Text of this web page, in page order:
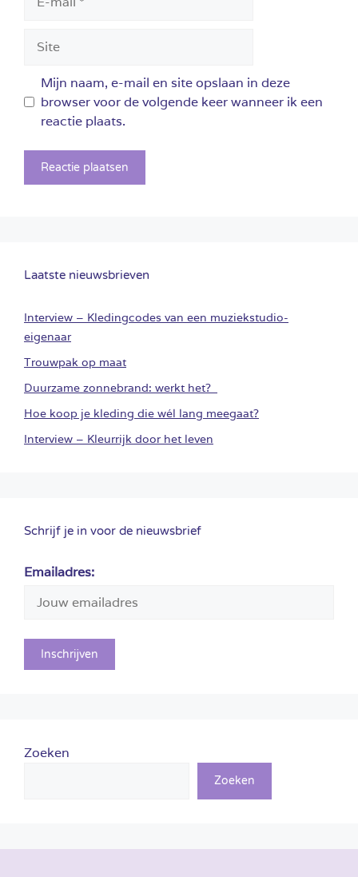
mail
Mijn naam, e-mail en site opslaan in deze
browser voor de volgende keer wanneer ik een
reactie plaats.
Laatste nieuwsbrieven
Interview – Kledingcodes van een muziekstudio-
eigenaar
Trouwpak op maat
Duurzame zonnebrand: werkt het?
Hoe koop je kleding die wél lang meegaat?
Interview – Kleurrijk door het leven
Schrijf je in voor de nieuwsbrief
Emailadres:
Zoeken
Zoeken